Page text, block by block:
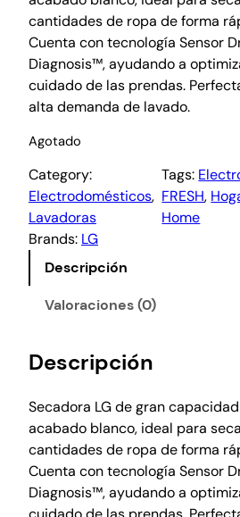
cantidades de ropa de forma
Cuenta con tecnología Sensor
Diagnosis™, ayudando a
cuidado de las prendas.
alta demanda de lavado.
Agotado
Category:
Electrodomésticos
Lavadoras
Tags:
FRESH,
Home
Brands: LG
Descripción
Valoraciones (0)
Descripción
Secadora LG de gran
acabado blanco, ideal para
cantidades de ropa de forma
Cuenta con tecnología Sensor
Diagnosis™, ayudando a